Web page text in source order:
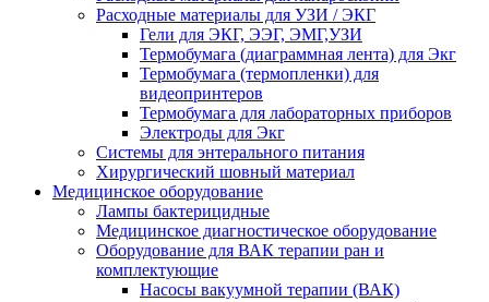
Расходные материалы для УЗИ / ЭКГ
Гели для ЭКГ, ЭЭГ, ЭМГ,УЗИ
Термобумага (диаграммная лента) для Экг
Термобумага (термопленки) для
видеопринтеров
Термобумага для лабораторных приборов
Электроды для Экг
Системы для энтерального питания
Хирургический шовный материал
Медицинское оборудование
Лампы бактерицидные
Медицинское диагностическое оборудование
Оборудование для ВАК терапии ран и
комплектующие
Насосы вакуумной терапии (ВАК)